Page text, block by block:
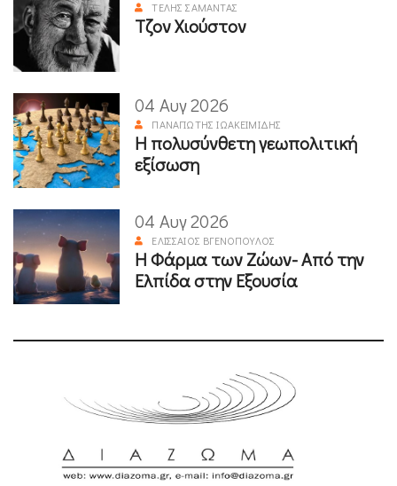
ΤΈΛΗΣ ΣΑΜΑΝΤΆΣ
Τζον Χιούστον
04 Αυγ 2026
ΠΑΝΑΓΙΏΤΗΣ ΙΩΑΚΕΙΜΊΔΗΣ
Η πολυσύνθετη γεωπολιτική
εξίσωση
04 Αυγ 2026
ΕΛΙΣΣΑΊΟΣ ΒΓΕΝΌΠΟΥΛΟΣ
Η Φάρμα των Ζώων- Από την
Ελπίδα στην Εξουσία